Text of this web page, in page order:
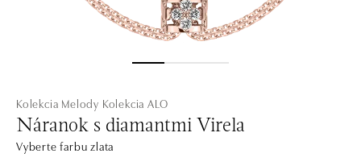
Kolekcia Melody Kolekcia ALO
Náranok s diamantmi Virela
Vyberte farbu zlata